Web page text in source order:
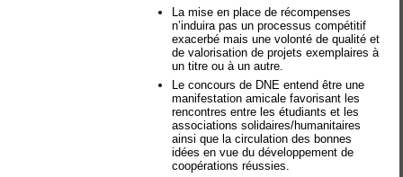
La mise en place de récompenses
n’induira pas un processus compétitif
exacerbé mais une volonté de qualité et
de valorisation de projets exemplaires à
un titre ou à un autre.
Le concours de DNE entend être une
manifestation amicale favorisant les
rencontres entre les étudiants et les
associations solidaires/humanitaires
ainsi que la circulation des bonnes
idées en vue du développement de
coopérations réussies.